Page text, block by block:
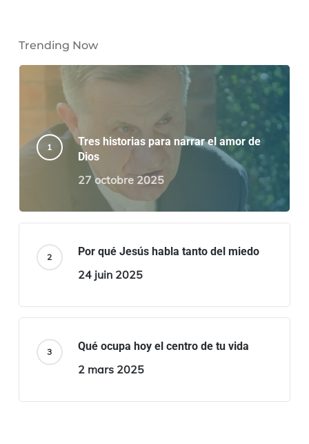
Trending Now
Tres historias para narrar el amor de
Dios
27 octobre 2025
Por qué Jesús habla tanto del miedo
24 juin 2025
Qué ocupa hoy el centro de tu vida
2 mars 2025